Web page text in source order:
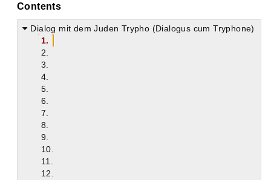
Contents
Dialog mit dem Juden Trypho (Dialogus cum Tryphone)
1.
2.
3.
4.
5.
6.
7.
8.
9.
10.
11.
12.